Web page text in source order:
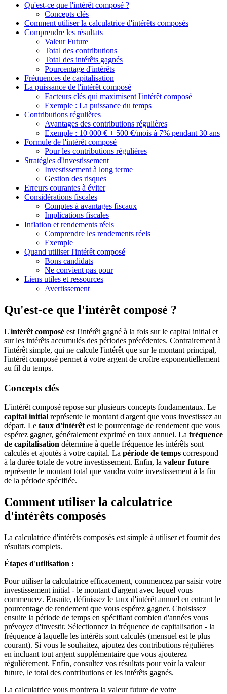
Qu'est-ce que l'intérêt composé ?
Concepts clés
Comment utiliser la calculatrice d'intérêts composés
Comprendre les résultats
Valeur Future
Total des contributions
Total des intérêts gagnés
Pourcentage d'intérêts
Fréquences de capitalisation
La puissance de l'intérêt composé
Facteurs clés qui maximisent l'intérêt composé
Exemple : La puissance du temps
Contributions régulières
Avantages des contributions régulières
Exemple : 10 000 € + 500 €/mois à 7% pendant 30 ans
Formule de l'intérêt composé
Pour les contributions régulières
Stratégies d'investissement
Investissement à long terme
Gestion des risques
Erreurs courantes à éviter
Considérations fiscales
Comptes à avantages fiscaux
Implications fiscales
Inflation et rendements réels
Comprendre les rendements réels
Exemple
Quand utiliser l'intérêt composé
Bons candidats
Ne convient pas pour
Liens utiles et ressources
Avertissement
Qu'est-ce que l'intérêt composé ?
L'intérêt composé est l'intérêt gagné à la fois sur le capital initial et
sur les intérêts accumulés des périodes précédentes. Contrairement à
l'intérêt simple, qui ne calcule l'intérêt que sur le montant principal,
l'intérêt composé permet à votre argent de croître exponentiellement
au fil du temps.
Concepts clés
L'intérêt composé repose sur plusieurs concepts fondamentaux. Le
capital initial représente le montant d'argent que vous investissez au
départ. Le taux d'intérêt est le pourcentage de rendement que vous
espérez gagner, généralement exprimé en taux annuel. La fréquence
de capitalisation détermine à quelle fréquence les intérêts sont
calculés et ajoutés à votre capital. La période de temps correspond
à la durée totale de votre investissement. Enfin, la valeur future
représente le montant total que vaudra votre investissement à la fin
de la période spécifiée.
Comment utiliser la calculatrice
d'intérêts composés
La calculatrice d'intérêts composés est simple à utiliser et fournit des
résultats complets.
Étapes d'utilisation :
Pour utiliser la calculatrice efficacement, commencez par saisir votre
investissement initial - le montant d'argent avec lequel vous
commencez. Ensuite, définissez le taux d'intérêt annuel en entrant le
pourcentage de rendement que vous espérez gagner. Choisissez
ensuite la période de temps en spécifiant combien d'années vous
prévoyez d'investir. Sélectionnez la fréquence de capitalisation - la
fréquence à laquelle les intérêts sont calculés (mensuel est le plus
courant). Si vous le souhaitez, ajoutez des contributions régulières
en incluant tout argent supplémentaire que vous ajouterez
régulièrement. Enfin, consultez vos résultats pour voir la valeur
future, le total des contributions et les intérêts gagnés.
La calculatrice vous montrera la valeur future de votre